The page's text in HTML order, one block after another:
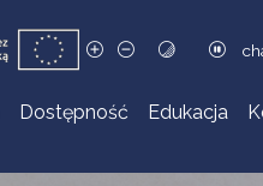
Dostępność Edukacja